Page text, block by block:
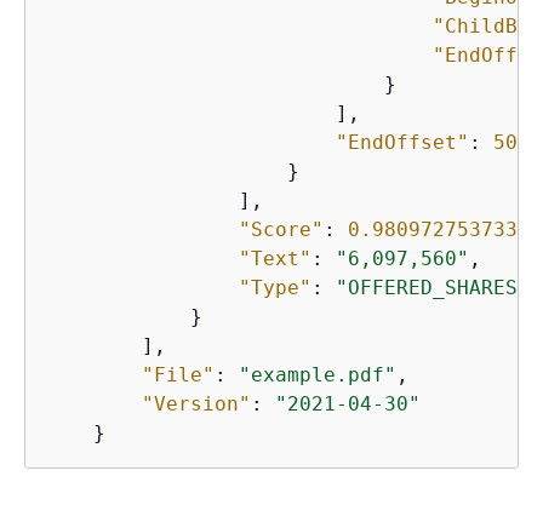
                            }
                        ],
"EndOffset" : 50
                    }
                ],
"Score" :
"Text" : "6,097,560" ,
"Type" :
"OFFERED_SHARES"
            }
        ],
"File" : "example.pdf" ,
"Version" :
"2021-04-30"
    }